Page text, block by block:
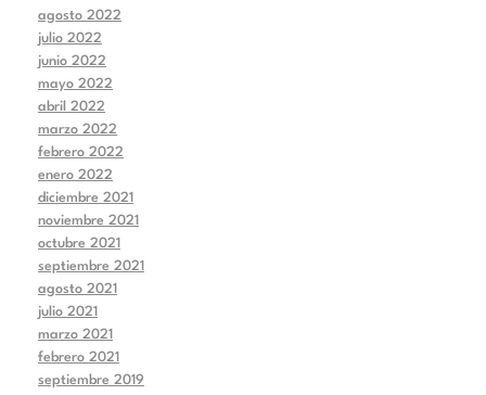
agosto 2022
julio 2022
junio 2022
mayo 2022
abril 2022
marzo 2022
febrero 2022
enero 2022
diciembre 2021
noviembre 2021
octubre 2021
septiembre 2021
agosto 2021
julio 2021
marzo 2021
febrero 2021
septiembre 2019